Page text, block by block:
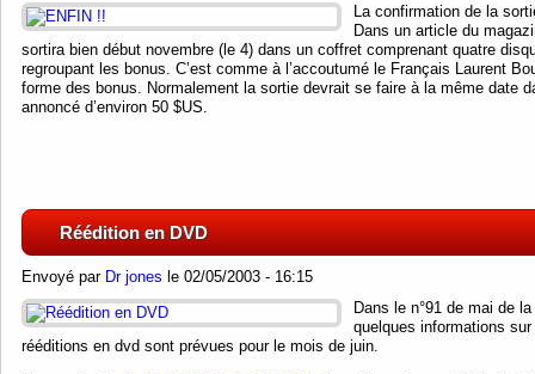
La confirmation de la
Dans un article du
sortira bien début novembre (le 4) dans un coffret comprenant quatre
regroupant les bonus. C’est comme à l’accoutumé le Français Laurent
forme des bonus. Normalement la sortie devrait se faire à la même date
annoncé d’environ 50 $US.
Réédition en DVD
Envoyé par Dr jones le 02/05/2003 - 16:15
Dans le n°91 de mai de
quelques informations
rééditions en dvd sont prévues pour le mois de juin.